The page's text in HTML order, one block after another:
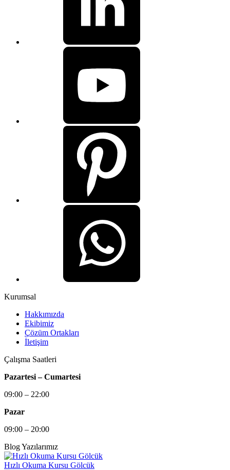
Kurumsal
Hakkımızda
Ekibimiz
Çözüm Ortakları
İletişim
Çalışma Saatleri
Pazartesi – Cumartesi
09:00 – 22:00
Pazar
09:00 – 20:00
Blog Yazılarımız
Hızlı Okuma Kursu Gölcük